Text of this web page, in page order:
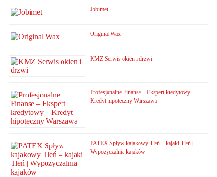
Jobimet
Original Wax
KMZ Serwis okien i drzwi
Profesjonalne Finanse – Ekspert kredytowy –
Kredyt hipoteczny Warszawa
PATEX Spływ kajakowy Tleń – kajaki Tleń |
Wypożyczalnia kajaków